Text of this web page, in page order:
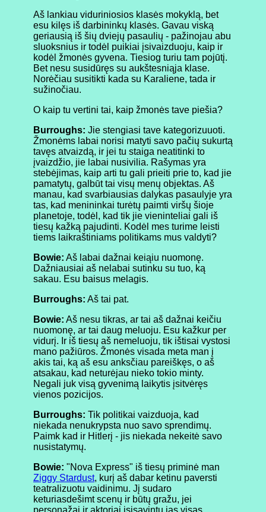
Aš lankiau viduriniosios klasės mokyklą, bet
esu kilęs iš darbininkų klasės. Gavau viską
geriausią iš šių dviejų pasaulių - pažinojau abu
sluoksnius ir todėl puikiai įsivaizduoju, kaip ir
kodėl žmonės gyvena. Tiesiog turiu tam pojūtį.
Bet nesu susidūręs su aukštesniąja klase.
Norėčiau susitikti kada su Karaliene, tada ir
sužinočiau.
O kaip tu vertini tai, kaip žmonės tave piešia?
Burroughs: Jie stengiasi tave kategorizuuoti.
Žmonėms labai norisi matyti savo pačių sukurtą
tavęs atvaizdą, ir jei tu staiga neatitinki to
įvaizdžio, jie labai nusivilia. Rašymas yra
stebėjimas, kaip arti tu gali prieiti prie to, kad jie
pamatytų, galbūt tai visų menų objektas. Aš
manau, kad svarbiausias dalykas pasaulyje yra
tas, kad menininkai turėtų paimti viršų šioje
planetoje, todėl, kad tik jie vieninteliai gali iš
tiesų kažką pajudinti. Kodėl mes turime leisti
tiems laikraštiniams politikams mus valdyti?
Bowie: Aš labai dažnai keiąiu nuomonę.
Dažniausiai aš nelabai sutinku su tuo, ką
sakau. Esu baisus melagis.
Burroughs: Aš tai pat.
Bowie: Aš nesu tikras, ar tai aš dažnai keičiu
nuomonę, ar tai daug meluoju. Esu kažkur per
vidurį. Ir iš tiesų aš nemeluoju, tik ištisai vystosi
mano pažiūros. Žmonės visada meta man į
akis tai, ką aš esu anksčiau pareiškęs, o aš
atsakau, kad neturėjau nieko tokio minty.
Negali juk visą gyvenimą laikytis įsitvėręs
vienos pozicijos.
Burroughs: Tik politikai vaizduoja, kad
niekada nenukrypsta nuo savo sprendimų.
Paimk kad ir Hitlerį - jis niekada nekeitė savo
nusistatymų.
Bowie: "Nova Express" iš tiesų priminė man
Ziggy Stardust, kurį aš dabar ketinu paversti
teatralizuotu vaidinimu. Jį sudaro
keturiasdešimt scenų ir būtų gražu, jei
personažai ir aktoriai įsisavintų jas visas.